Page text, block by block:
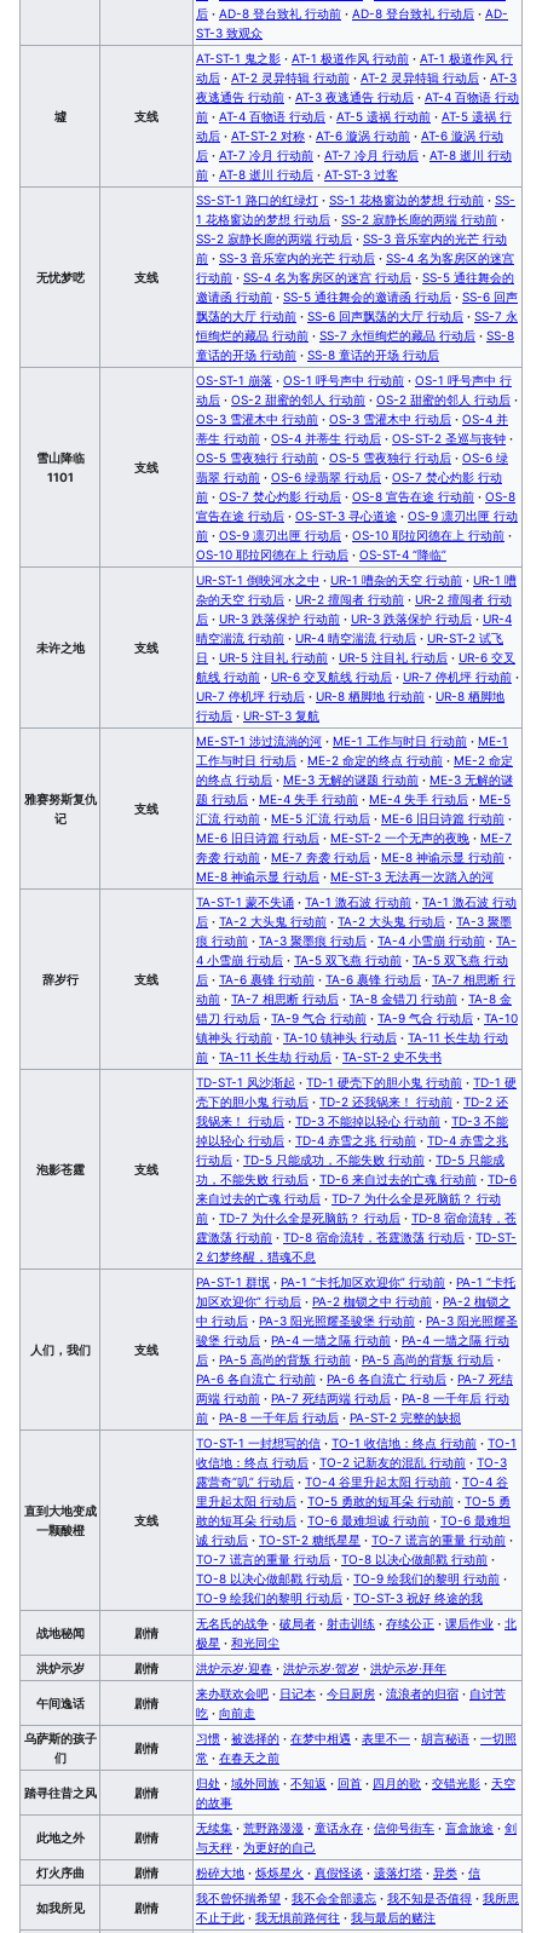
后 · AD-8 登台致礼 行动前 · AD-8 登台致礼 行动后 · AD-
ST-3 致观众
墟 支线
AT-ST-1 鬼之影 · AT-1 极道作风 行动前 · AT-1 极道作风 行
动后 · AT-2 灵异特辑 行动前 · AT-2 灵异特辑 行动后 · AT-3
夜逃通告 行动前 · AT-3 夜逃通告 行动后 · AT-4 百物语 行动
前 · AT-4 百物语 行动后 · AT-5 遗祸 行动前 · AT-5 遗祸 行
动后 · AT-ST-2 对称 · AT-6 漩涡 行动前 · AT-6 漩涡 行动
后 · AT-7 冷月 行动前 · AT-7 冷月 行动后 · AT-8 逝川 行动
前 · AT-8 逝川 行动后 · AT-ST-3 过客
无忧梦呓 支线
SS-ST-1 路口的红绿灯 · SS-1 花格窗边的梦想 行动前 · SS-
1 花格窗边的梦想 行动后 · SS-2 寂静长廊的两端 行动前 ·
SS-2 寂静长廊的两端 行动后 · SS-3 音乐室内的光芒 行动
前 · SS-3 音乐室内的光芒 行动后 · SS-4 名为客房区的迷宫
行动前 · SS-4 名为客房区的迷宫 行动后 · SS-5 通往舞会的
邀请函 行动前 · SS-5 通往舞会的邀请函 行动后 · SS-6 回声
飘荡的大厅 行动前 · SS-6 回声飘荡的大厅 行动后 · SS-7 永
恒绚烂的藏品 行动前 · SS-7 永恒绚烂的藏品 行动后 · SS-8
童话的开场 行动前 · SS-8 童话的开场 行动后
雪山降临
1101
支线
OS-ST-1 崩落 · OS-1 呼号声中 行动前 · OS-1 呼号声中 行
动后 · OS-2 甜蜜的邻人 行动前 · OS-2 甜蜜的邻人 行动后 ·
OS-3 雪灌木中 行动前 · OS-3 雪灌木中 行动后 · OS-4 并
蒂生 行动前 · OS-4 并蒂生 行动后 · OS-ST-2 圣巡与丧钟 ·
OS-5 雪夜独行 行动前 · OS-5 雪夜独行 行动后 · OS-6 绿
翡翠 行动前 · OS-6 绿翡翠 行动后 · OS-7 焚心灼影 行动
前 · OS-7 焚心灼影 行动后 · OS-8 宣告在途 行动前 · OS-8
宣告在途 行动后 · OS-ST-3 寻心道途 · OS-9 凛刃出匣 行动
前 · OS-9 凛刃出匣 行动后 · OS-10 耶拉冈德在上 行动前 ·
OS-10 耶拉冈德在上 行动后 · OS-ST-4 “降临”
未许之地 支线
UR-ST-1 倒映河水之中 · UR-1 嘈杂的天空 行动前 · UR-1 嘈
杂的天空 行动后 · UR-2 擅闯者 行动前 · UR-2 擅闯者 行动
后 · UR-3 跌落保护 行动前 · UR-3 跌落保护 行动后 · UR-4
晴空湍流 行动前 · UR-4 晴空湍流 行动后 · UR-ST-2 试飞
日 · UR-5 注目礼 行动前 · UR-5 注目礼 行动后 · UR-6 交叉
航线 行动前 · UR-6 交叉航线 行动后 · UR-7 停机坪 行动前 ·
UR-7 停机坪 行动后 · UR-8 栖脚地 行动前 · UR-8 栖脚地
行动后 · UR-ST-3 复航
雅赛努斯复仇
记
支线
ME-ST-1 涉过流淌的河 · ME-1 工作与时日 行动前 · ME-1
工作与时日 行动后 · ME-2 命定的终点 行动前 · ME-2 命定
的终点 行动后 · ME-3 无解的谜题 行动前 · ME-3 无解的谜
题 行动后 · ME-4 失手 行动前 · ME-4 失手 行动后 · ME-5
汇流 行动前 · ME-5 汇流 行动后 · ME-6 旧日诗篇 行动前 ·
ME-6 旧日诗篇 行动后 · ME-ST-2 一个无声的夜晚 · ME-7
奔袭 行动前 · ME-7 奔袭 行动后 · ME-8 神谕示显 行动前 ·
ME-8 神谕示显 行动后 · ME-ST-3 无法再一次踏入的河
辞岁行 支线
TA-ST-1 蒙不失诵 · TA-1 激石波 行动前 · TA-1 激石波 行动
后 · TA-2 大头鬼 行动前 · TA-2 大头鬼 行动后 · TA-3 聚墨
痕 行动前 · TA-3 聚墨痕 行动后 · TA-4 小雪崩 行动前 · TA-
4 小雪崩 行动后 · TA-5 双飞燕 行动前 · TA-5 双飞燕 行动
后 · TA-6 裹锋 行动前 · TA-6 裹锋 行动后 · TA-7 相思断 行
动前 · TA-7 相思断 行动后 · TA-8 金错刀 行动前 · TA-8 金
错刀 行动后 · TA-9 气合 行动前 · TA-9 气合 行动后 · TA-10
镇神头 行动前 · TA-10 镇神头 行动后 · TA-11 长生劫 行动
前 · TA-11 长生劫 行动后 · TA-ST-2 史不失书
泡影苍霆 支线
TD-ST-1 风沙渐起 · TD-1 硬壳下的胆小鬼 行动前 · TD-1 硬
壳下的胆小鬼 行动后 · TD-2 还我锅来！ 行动前 · TD-2 还
我锅来！ 行动后 · TD-3 不能掉以轻心 行动前 · TD-3 不能
掉以轻心 行动后 · TD-4 赤雪之兆 行动前 · TD-4 赤雪之兆
行动后 · TD-5 只能成功，不能失败 行动前 · TD-5 只能成
功，不能失败 行动后 · TD-6 来自过去的亡魂 行动前 · TD-6
来自过去的亡魂 行动后 · TD-7 为什么全是死脑筋？ 行动
前 · TD-7 为什么全是死脑筋？ 行动后 · TD-8 宿命流转，苍
霆激荡 行动前 · TD-8 宿命流转，苍霆激荡 行动后 · TD-ST-
2 幻梦终醒，猎魂不息
人们，我们 支线
PA-ST-1 群氓 · PA-1 “卡托加区欢迎你” 行动前 · PA-1 “卡托
加区欢迎你” 行动后 · PA-2 枷锁之中 行动前 · PA-2 枷锁之
中 行动后 · PA-3 阳光照耀圣骏堡 行动前 · PA-3 阳光照耀圣
骏堡 行动后 · PA-4 一墙之隔 行动前 · PA-4 一墙之隔 行动
后 · PA-5 高尚的背叛 行动前 · PA-5 高尚的背叛 行动后 ·
PA-6 各自流亡 行动前 · PA-6 各自流亡 行动后 · PA-7 死结
两端 行动前 · PA-7 死结两端 行动后 · PA-8 一千年后 行动
前 · PA-8 一千年后 行动后 · PA-ST-2 完整的缺损
直到大地变成
一颗酸橙
支线
TO-ST-1 一封想写的信 · TO-1 收信地：终点 行动前 · TO-1
收信地：终点 行动后 · TO-2 记新友的混乱 行动前 · TO-3
露营奇“叽” 行动后 · TO-4 谷里升起太阳 行动前 · TO-4 谷
里升起太阳 行动后 · TO-5 勇敢的短耳朵 行动前 · TO-5 勇
敢的短耳朵 行动后 · TO-6 最难坦诚 行动前 · TO-6 最难坦
诚 行动后 · TO-ST-2 糖纸星星 · TO-7 谎言的重量 行动前 ·
TO-7 谎言的重量 行动后 · TO-8 以决心做邮戳 行动前 ·
TO-8 以决心做邮戳 行动后 · TO-9 绘我们的黎明 行动前 ·
TO-9 绘我们的黎明 行动后 · TO-ST-3 祝好 终途的我
战地秘闻 剧情
无名氏的战争 · 破局者 · 射击训练 · 存续公正 · 课后作业 · 北
极星 · 和光同尘
洪炉示岁
剧情 洪炉示岁·迎春 · 洪炉示岁·贺岁 · 洪炉示岁·拜年
午间逸话 剧情
来办联欢会吧 · 日记本 · 今日厨房 · 流浪者的归宿 · 自讨苦
吃 · 向前走
乌萨斯的孩子
们
剧情
习惯 · 被选择的 · 在梦中相遇 · 表里不一 · 胡言秘语 · 一切照
常 · 在春天之前
踏寻往昔之风 剧情
归处 · 域外同族 · 不知返 · 回首 · 四月的歌 · 交错光影 · 天空
的故事
此地之外 剧情
无续集 · 荒野路漫漫 · 童话永存 · 信仰号街车 · 盲盒旅途 · 剑
与天秤 · 为更好的自己
灯火序曲
剧情 粉碎大地 · 烁烁星火 · 真假怪谈 · 遗落灯塔 · 异类 · 信
如我所见 剧情
我不曾怀揣希望 · 我不会全部遗忘 · 我不知是否值得 · 我所思
不止于此 · 我无惧前路何往 · 我与最后的赌注